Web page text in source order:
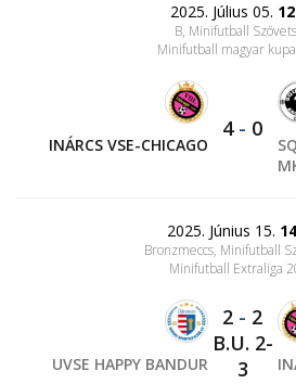
2025. Július 05.
B, Minifutball
Minifutball magyar
INÁRCS VSE-CHICAGO
4- 0
2025. Június 15.
Bronzmeccs, Minifutball
Minifutball Extraliga
UVSE HAPPY BANDUR
2 - 2
B.U. 2-
3